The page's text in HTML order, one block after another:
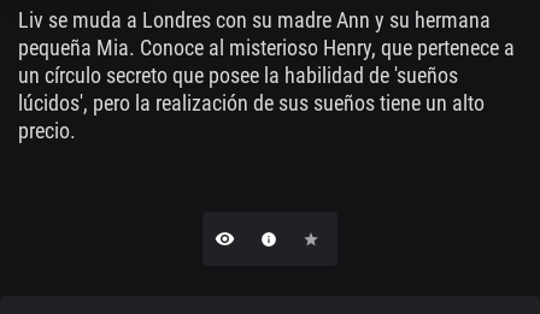
Liv se muda a Londres con su madre Ann y su hermana
pequeña Mia. Conoce al misterioso Henry, que pertenece a
un círculo secreto que posee la habilidad de 'sueños
lúcidos', pero la realización de sus sueños tiene un alto
precio.
remove_red_eye info star